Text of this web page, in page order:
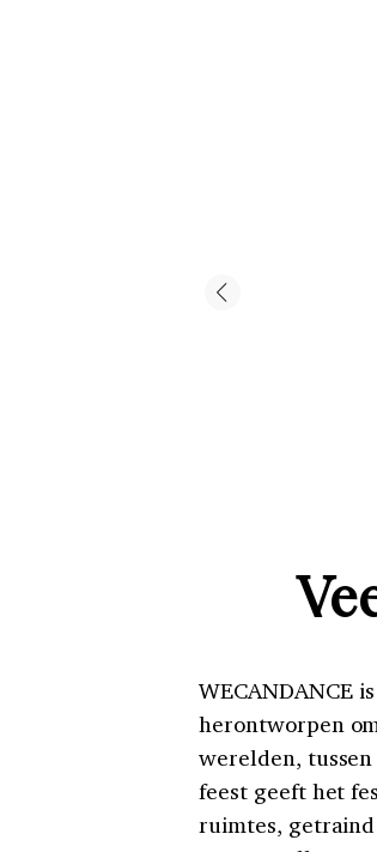
WECANDANCE
herontworpen
werelden,
feest geeft het
ruimtes,